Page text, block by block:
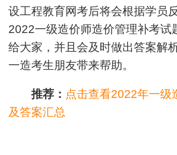
设工程教育网考后将会根据学员
2022一级造价师造价管理补考试
给大家，并且会及时做出答案解
一造考生朋友带来帮助。
推荐： 点击查看2022年一级
及答案汇总